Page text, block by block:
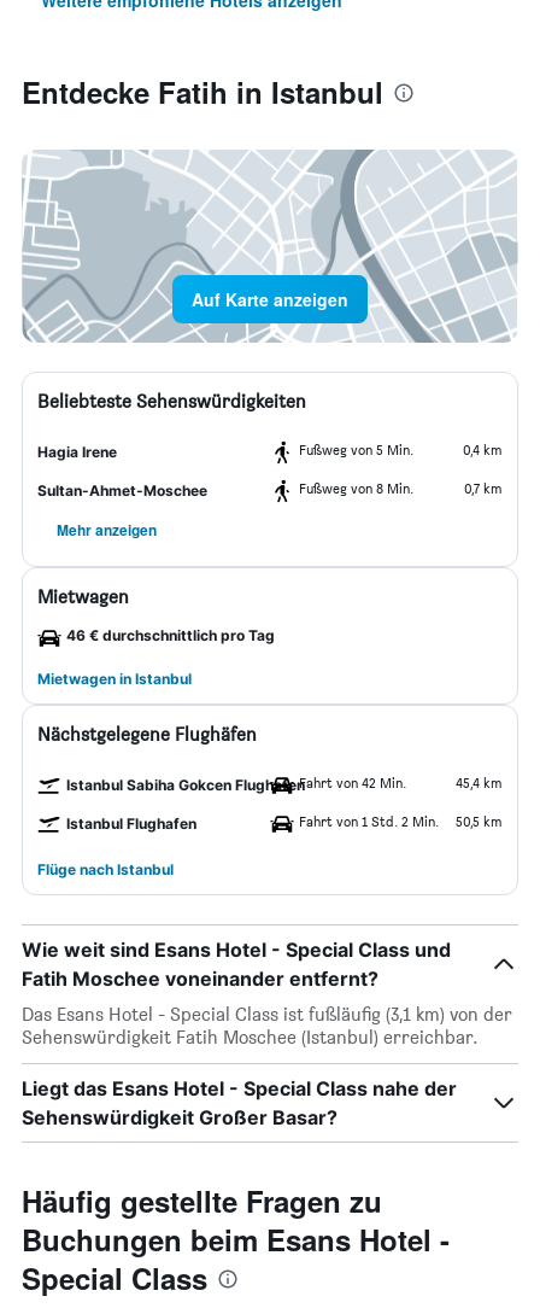
Entdecke Fatih in Istanbul
Auf Karte anzeigen
Beliebteste Sehenswürdigkeiten
Hagia Irene Fußweg von 5 Min. 0,4 km
Sultan-Ahmet-Moschee Fußweg von 8 Min. 0,7 km
Mehr anzeigen
Mietwagen
46 € durchschnittlich pro Tag
Mietwagen in Istanbul
Nächstgelegene Flughäfen
Istanbul Sabiha Gokcen FlughafenFahrt von 42 Min. 45,4 km
Istanbul Flughafen Fahrt von 1 Std. 2 Min. 50,5 km
Flüge nach Istanbul
Wie weit sind Esans Hotel - Special Class und
Fatih Moschee voneinander entfernt?
Das Esans Hotel - Special Class ist fußläufig (3,1 km) von der
Sehenswürdigkeit Fatih Moschee (Istanbul) erreichbar.
Liegt das Esans Hotel - Special Class nahe der
Sehenswürdigkeit Großer Basar?
Häufig gestellte Fragen zu
Buchungen beim Esans Hotel -
Special Class